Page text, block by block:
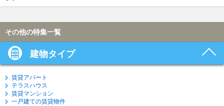
その他の特集一覧
建物タイプ
賃貸アパート
テラスハウス
賃貸マンション
一戸建ての賃貸物件